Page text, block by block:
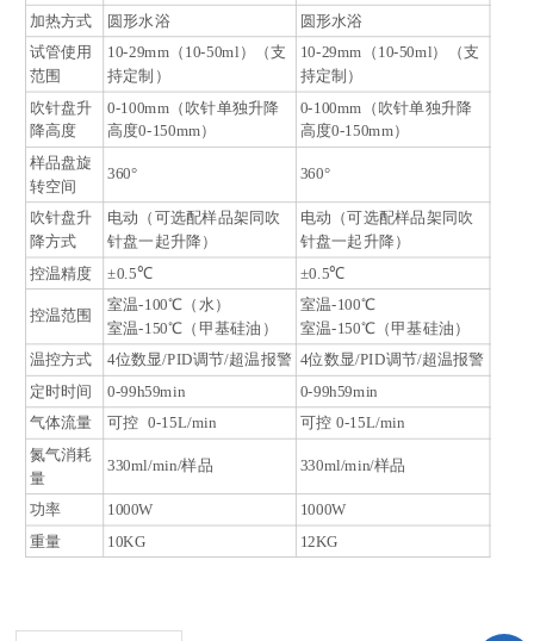
加热方式 圆形水浴
圆形水浴
试管使用
范围
10-29mm（10-50ml）（支
持定制）
10-29mm（10-50ml）（支
持定制）
吹针盘升
降高度
0-100mm（吹针单独升降
高度0-150mm）
0-100mm（吹针单独升降
高度0-150mm）
样品盘旋
转空间
360° 360°
吹针盘升
降方式
电动（可选配样品架同吹
针盘一起升降）
电动（可选配样品架同吹
针盘一起升降）
控温精度 ±0.5℃ ±0.5℃
控温范围
室温-100℃（水）
室温-150℃（甲基硅油）
室温-100℃
室温-150℃（甲基硅油）
温控方式 4位数显/PID调节/超温报警 4位数显/PID调节/超温报警
定时时间
0-99h59min
0-99h59min
气体流量
可控 0-15L/min 可控 0-15L/min
氮气消耗
量
330ml/min/样品 330ml/min/样品
功率 1000W 1000W
重量 10KG 12KG